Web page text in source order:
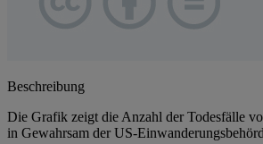
Beschreibung
Die Grafik zeigt die Anzahl der Todesfälle
in Gewahrsam der US-